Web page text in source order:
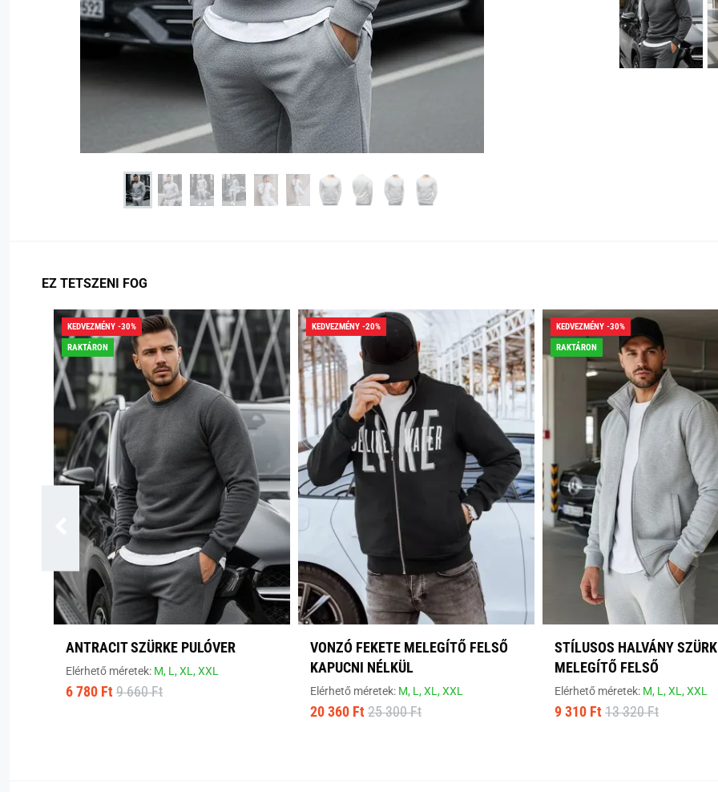
EZ TETSZENI FOG
KEDVEZMÉNY -30%
RAKTÁRON
ANTRACIT SZÜRKE PULÓVER
Elérhető méretek: M, L,XL,XXL
6 780 Ft 9 660 Ft
KEDVEZMÉNY -20%
VONZÓ FEKETE MELEGÍTŐ FELSŐ
KAPUCNI NÉLKÜL
Elérhető méretek: M, L,XL,XXL
20 360 Ft 25 300 Ft
KEDVEZMÉNY -30%
RAKTÁRON
STÍLUSOS HALVÁNY
MELEGÍTŐ FELSŐ
Elérhető méretek: M, L,XL,XXL
9 310 Ft 13 320 Ft